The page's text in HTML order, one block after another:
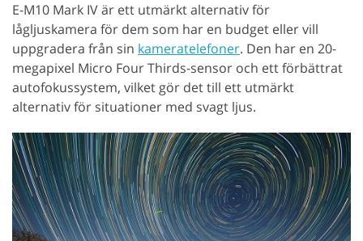
E-M10 Mark IV är ett utmärkt alternativ för
lågljuskamera för dem som har en budget eller vill
uppgradera från sin kameratelefoner. Den har en 20-
megapixel Micro Four Thirds-sensor och ett förbättrat
autofokussystem, vilket gör det till ett utmärkt
alternativ för situationer med svagt ljus.